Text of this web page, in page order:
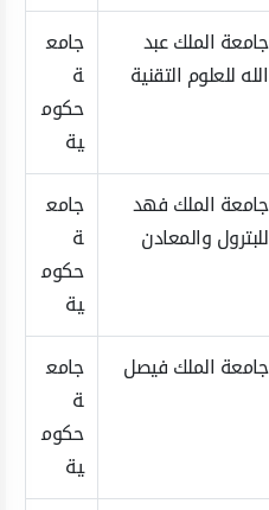
جامعة الملك عبد
الله للعلوم التقنية
جامع
ة
حكوم
ية
جامعة الملك فهد
للبترول والمعادن
جامع
ة
حكوم
ية
جامعة الملك فيصل
جامع
ة
حكوم
ية